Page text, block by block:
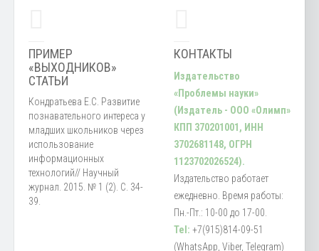
ПРИМЕР
«ВЫХОДНИКОВ»
СТАТЬИ
Кондратьева Е.С. Развитие
познавательного интереса у
младших школьников через
использование
информационных
технологий// Научный
журнал. 2015. № 1 (2). С. 34-
39.
КОНТАКТЫ
Издательство
«Проблемы науки»
(Издатель - ООО «Олимп»
КПП 370201001, ИНН
3702681148, ОГРН
1123702026524).
Издательство работает
ежедневно. Время работы:
Пн.-Пт.: 10-00 до 17-00.
Tel: +7(915)814-09-51
(WhatsApp, Viber, Telegram)